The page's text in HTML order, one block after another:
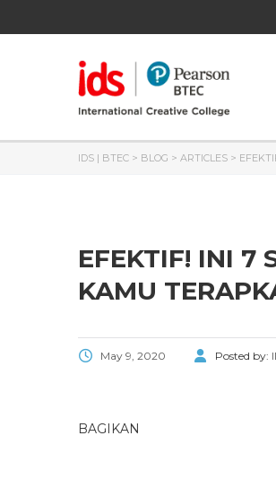
IDS | BTEC > BLOG > ARTICLES >
EFEKTIF! INI 7
KAMU
May 9, 2020 Posted by:
BAGIKAN